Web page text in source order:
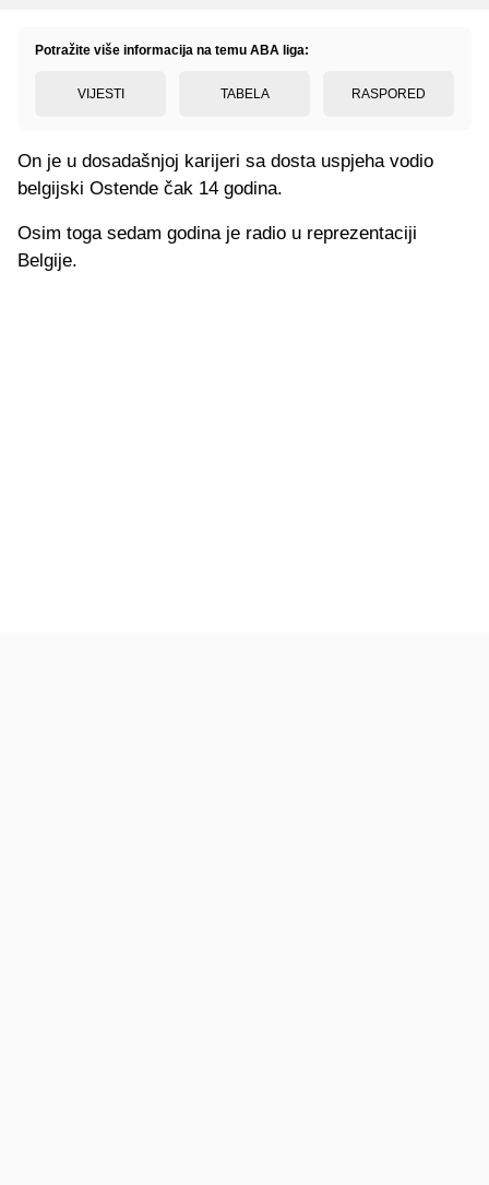
Potražite više informacija na temu ABA liga:
VIJESTI TABELA RASPORED
On je u dosadašnjoj karijeri sa dosta uspjeha vodio
belgijski Ostende čak 14 godina.
Osim toga sedam godina je radio u reprezentaciji
Belgije.